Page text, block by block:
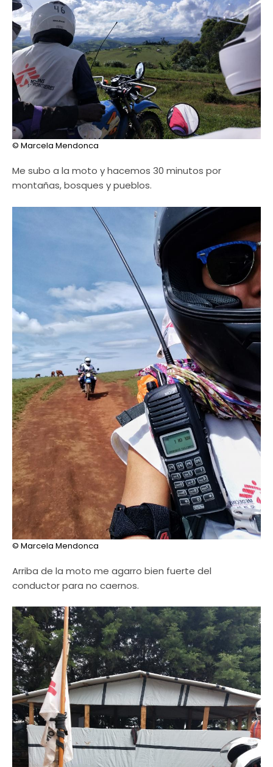
© Marcela Mendonca
Me subo a la moto y hacemos 30 minutos por
montañas, bosques y pueblos.
© Marcela Mendonca
Arriba de la moto me agarro bien fuerte del
conductor para no caernos.